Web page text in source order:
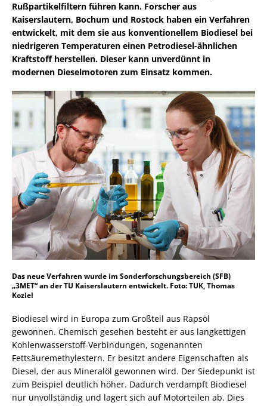
Rußpartikelfiltern führen kann. Forscher aus
Kaiserslautern, Bochum und Rostock haben ein Verfahren
entwickelt, mit dem sie aus konventionellem Biodiesel bei
niedrigeren Temperaturen einen Petrodiesel-ähnlichen
Kraftstoff herstellen. Dieser kann unverdünnt in
modernen Dieselmotoren zum Einsatz kommen.
Das neue Verfahren wurde im Sonderforschungsbereich (SFB)
„3MET“ an der TU Kaiserslautern entwickelt. Foto: TUK, Thomas
Koziel
Biodiesel wird in Europa zum Großteil aus Rapsöl
gewonnen. Chemisch gesehen besteht er aus langkettigen
Kohlenwasserstoff-Verbindungen, sogenannten
Fettsäuremethylestern. Er besitzt andere Eigenschaften als
Diesel, der aus Mineralöl gewonnen wird. Der Siedepunkt ist
zum Beispiel deutlich höher. Dadurch verdampft Biodiesel
nur unvollständig und lagert sich auf Motorteilen ab. Dies